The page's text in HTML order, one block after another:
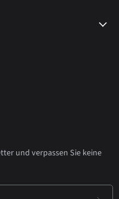
und verpassen Sie keine